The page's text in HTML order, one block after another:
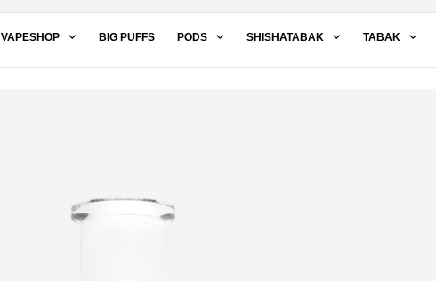
VAPESHOP BIG PUFFS PODS SHISHATABAK TABAK